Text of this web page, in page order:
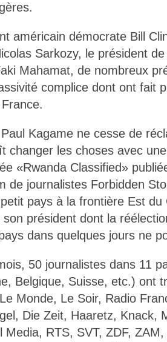
américain démocrate Bill
Sarkozy, le président de
Mahamat, de nombreux
complice dont ont fait
Kagame ne cesse de
changer les choses avec
«Rwanda Classified»
de journalistes Forbidden
pays à la frontière Est du
président dont la
dans quelques jours ne
50 journalistes dans 11
Belgique, Suisse, etc.) ont
Monde, Le Soir, Radio
Die Zeit, Haaretz, Knack,
Media, RTS, SVT, ZDF,